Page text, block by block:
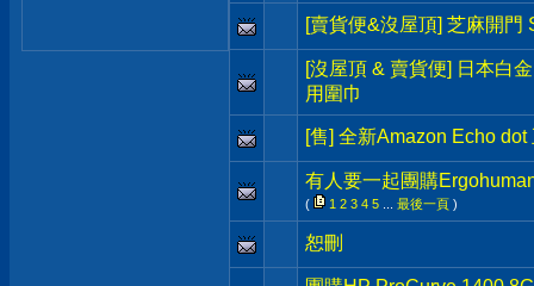
[賣貨便&沒屋頂] 芝麻開門
[沒屋頂 & 賣貨便] 日本白
用圍巾
[售] 全新Amazon Echo
有人要一起團購
( 1 2 3 4 5 最後一頁 )
恕刪